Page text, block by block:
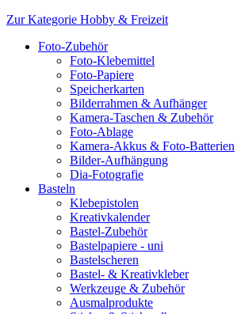
Zur Kategorie Hobby & Freizeit
Foto-Zubehör
Foto-Klebemittel
Foto-Papiere
Speicherkarten
Bilderrahmen & Aufhänger
Kamera-Taschen & Zubehör
Foto-Ablage
Kamera-Akkus & Foto-Batterien
Bilder-Aufhängung
Dia-Fotografie
Basteln
Klebepistolen
Kreativkalender
Bastel-Zubehör
Bastelpapiere - uni
Bastelscheren
Bastel- & Kreativkleber
Werkzeuge & Zubehör
Ausmalprodukte